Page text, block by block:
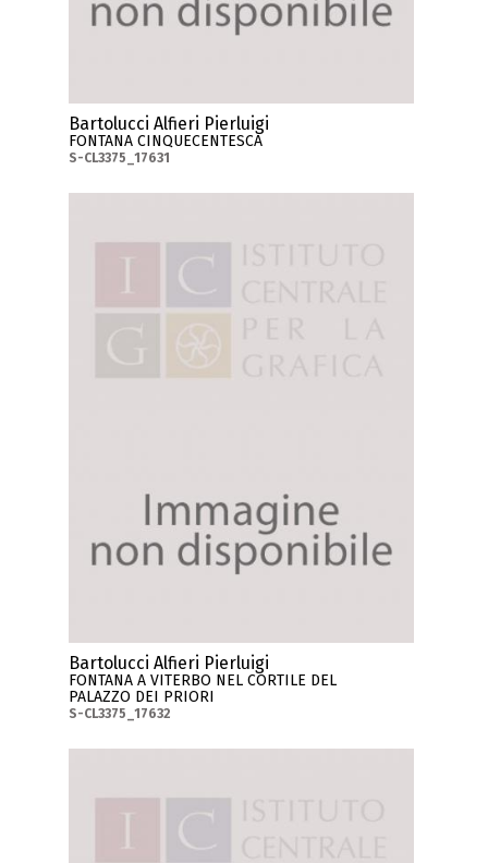
Bartolucci Alfieri Pierluigi
FONTANA CINQUECENTESCA
S-CL3375_17631
Bartolucci Alfieri Pierluigi
FONTANA A VITERBO NEL CORTILE DEL
PALAZZO DEI PRIORI
S-CL3375_17632